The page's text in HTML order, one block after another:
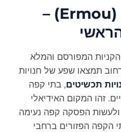
מדרחוב ארמו (Ermou) –
המפורסם והמלא
תמצאו שפע של חנויות
תכשיטים, בתי קפה
זהו המקום האידיאלי
הפסקה קפה נעימה
הפזורים ברחבי